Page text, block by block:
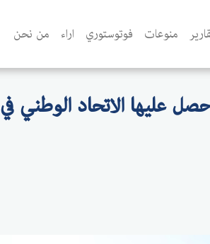
منوعات فوتوستوري اراء من نحن
عليها الاتحاد الوطني في